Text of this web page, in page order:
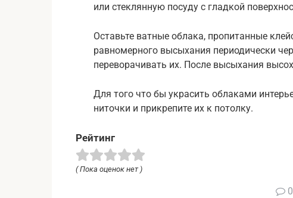
или стеклянную посуду с гладкой
Оставьте ватные облака, пропитанные
равномерного высыхания периодически
переворачивать их. После высыхания
Для того что бы украсить облаками
ниточки и прикрепите их к потолку.
Рейтинг
( Пока оценок нет )
0